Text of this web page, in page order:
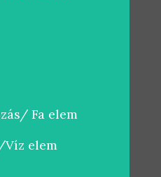
Fa elem
elem